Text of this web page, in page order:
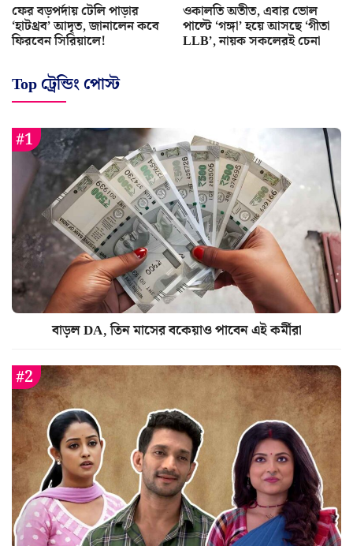
ফের বড়পর্দায় টেলি পাড়ার
‘হাটথ্রব’ আদৃত, জানালেন কবে
ফিরবেন সিরিয়ালে!
ওকালতি অতীত, এবার ভোল
পাল্টে ‘গঙ্গা’ হয়ে আসছে ‘গীতা
LLB’, নায়ক সকলেরই চেনা
Top ট্রেন্ডিং পোস্ট
বাড়ল DA, তিন মাসের বকেয়াও পাবেন এই কর্মীরা